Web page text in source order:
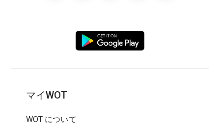
マイWOT
WOT について